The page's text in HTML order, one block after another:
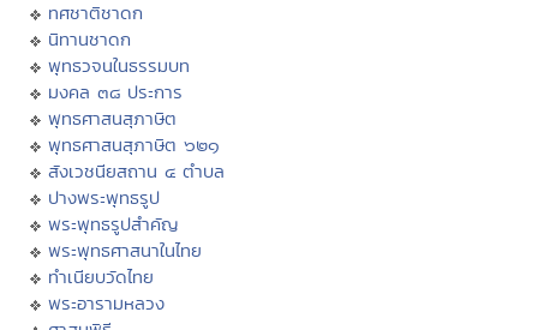
ทศชาติชาดก
นิทานชาดก
พุทธวจนในธรรมบท
มงคล ๓๘ ประการ
พุทธศาสนสุภาษิต
พุทธศาสนสุภาษิต ๖๒๑
สังเวชนียสถาน ๔ ตำบล
ปางพระพุทธรูป
พระพุทธรูปสำคัญ
พระพุทธศาสนาในไทย
ทำเนียบวัดไทย
พระอารามหลวง